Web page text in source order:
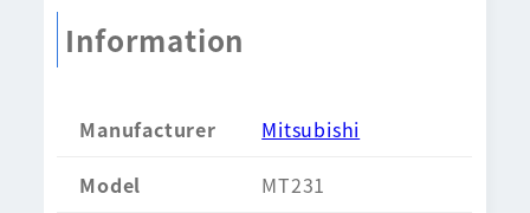
Information
Manufacturer
Mitsubishi
Model
MT231